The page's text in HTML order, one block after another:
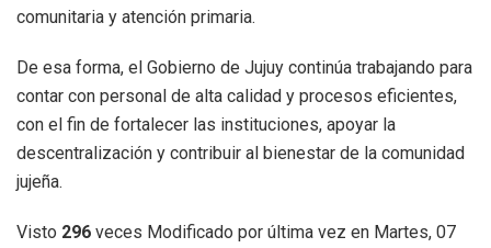
comunitaria y atención primaria.
De esa forma, el Gobierno de Jujuy continúa trabajando para
contar con personal de alta calidad y procesos eficientes,
con el fin de fortalecer las instituciones, apoyar la
descentralización y contribuir al bienestar de la comunidad
jujeña.
Visto 296 veces Modificado por última vez en Martes, 07